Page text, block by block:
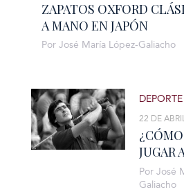
ZAPATOS OXFORD
A MANO EN JAPÓN
Por José María López-Galiacho
JUGAR
22 DE
DEPORTE
Por José
Galiacho